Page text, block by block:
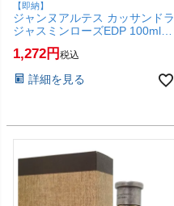
【即納】
ジャンヌアルテス カッサンドラ
ジャスミンローズEDP 100ml
SP(オードパルファム)【香水】
【SBT】 (6061167)
1,272 税込
詳細を見る